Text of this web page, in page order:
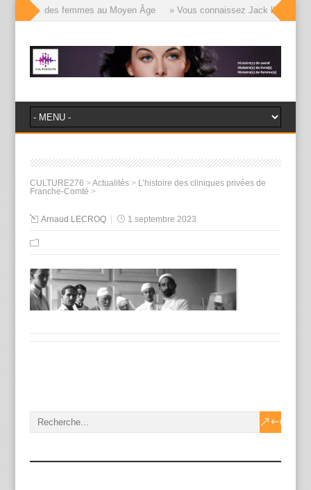
visages des femmes au Moyen Âge » Vous connaissez Jack
CULTURE276 >Actualités> L’histoire des cliniques privées de
Franche-Comté >
Arnaud LECROQ 1 septembre 2023